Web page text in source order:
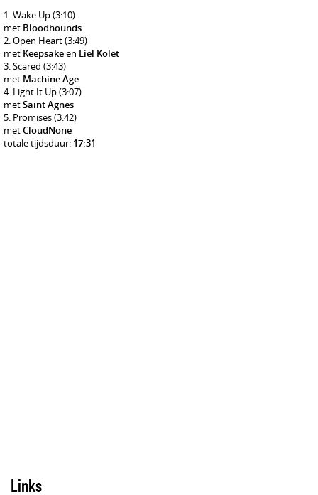
Wake Up(3:10)
met Bloodhounds
Open Heart(3:49)
met Keepsakeen Liel Kolet
Scared (3:43)
met Machine Age
Light It Up(3:07)
metSaint Agnes
Promises(3:42)
metCloudNone
totale tijdsduur: 17:31
Links